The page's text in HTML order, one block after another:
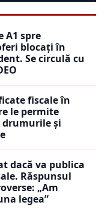
A1 spre
blocați în
Se circulă cu
fiscale în
le permite
și
dacă va publica
Răspunsul
„Am
legea”